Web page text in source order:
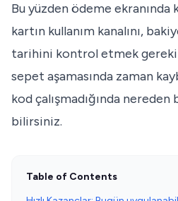
Bu yüzden ödeme
kartın kullanım kanalını,
tarihini kontrol etmek
sepet aşamasında zaman
kod çalışmadığında nereden
bilirsiniz.
Table of Contents